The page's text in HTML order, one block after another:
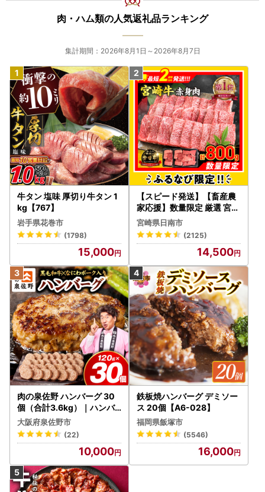
肉・ハム類の人気返礼品ランキング
集計期間：2026年8月1日～2026年8月7日
牛タン 塩味 厚切り牛タン 1
kg【767】
岩手県花巻市
(1798)
15,000
【スピード発送】【畜産農
家応援】数量限定 厳選 宮崎
牛 赤身 焼肉 計800g FN-Li
mited-PR_BDV5-26-2W
宮崎県日南市
(2125)
14,500
肉の泉佐野 ハンバーグ 30
個（合計3.6kg）｜ハンバ
ーグ 訳あり 黒毛和牛×なに
わポーク
大阪府泉佐野市
(22)
10,000
鉄板焼ハンバーグ デミソー
ス 20個【A6-028】
福岡県飯塚市
(5546)
16,000